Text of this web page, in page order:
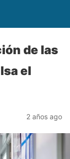
de las
el
2 años ago